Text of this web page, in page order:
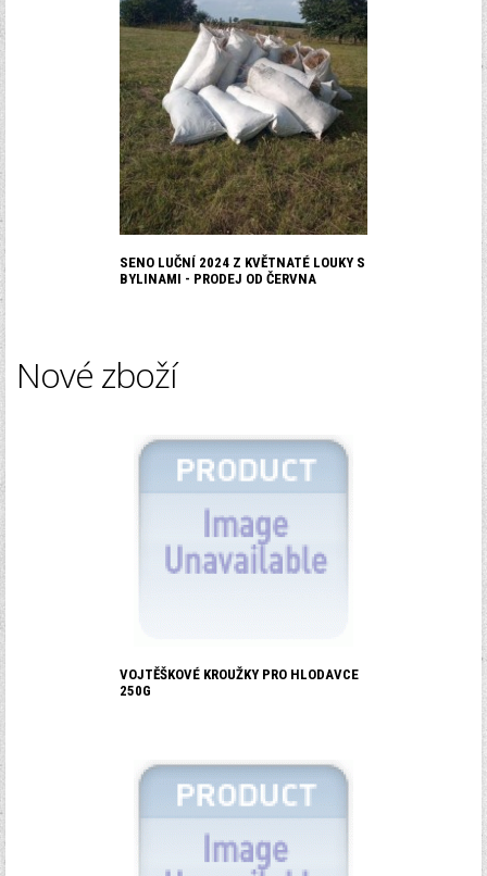
SENO LUČNÍ 2024 Z KVĚTNATÉ LOUKY S
BYLINAMI - PRODEJ OD ČERVNA
Nové zboží
VOJTĚŠKOVÉ KROUŽKY PRO HLODAVCE
250G